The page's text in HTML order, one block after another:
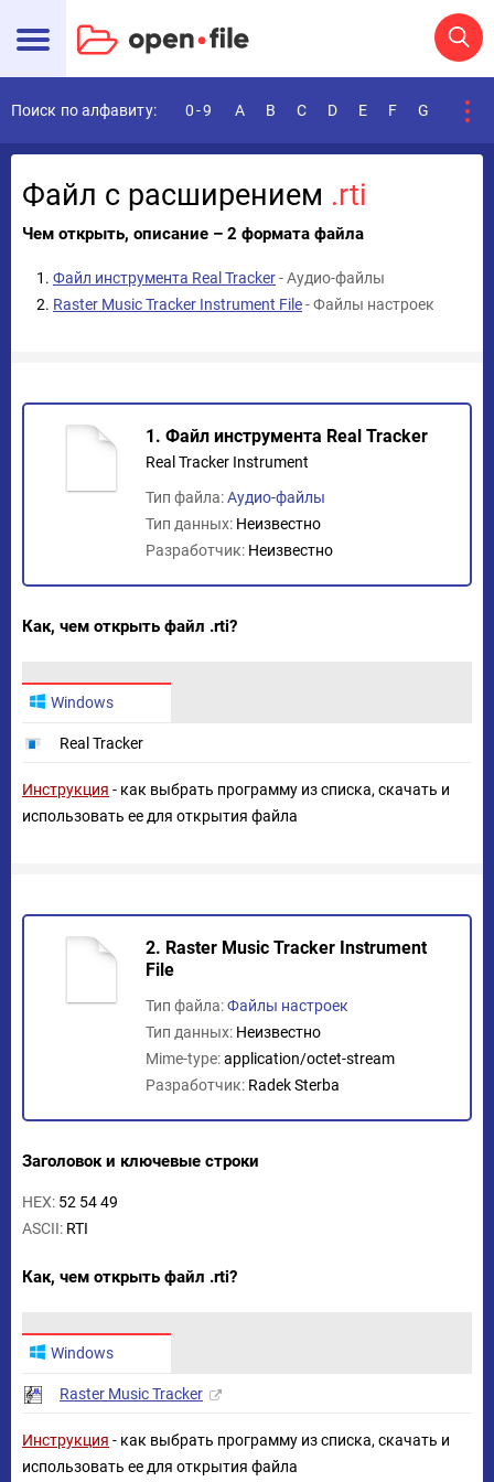
Поиск по алфавиту: 0-9 A B C D E F G
Файл с расширением .rti
Чем открыть, описание – 2 формата файла
Файл инструмента Real Tracker- Аудио-файлы
Raster Music Tracker Instrument File- Файлы настроек
1. Файл инструмента Real Tracker
Real Tracker Instrument
Тип файла:Аудио-файлы
Тип данных: Неизвестно
Разработчик: Неизвестно
Как, чем открыть файл .rti?
Windows
Real Tracker
Инструкция - как выбрать программу из списка, скачать и
использовать ее для открытия файла
2. Raster Music Tracker Instrument
File
Тип файла:Файлы настроек
Тип данных: Неизвестно
Mime-type:application/octet-stream
Разработчик: Radek Sterba
Заголовок и ключевые строки
HEX: 52 54 49
ASCII: RTI
Как, чем открыть файл .rti?
Windows
Raster Music Tracker
Инструкция - как выбрать программу из списка, скачать и
использовать ее для открытия файла